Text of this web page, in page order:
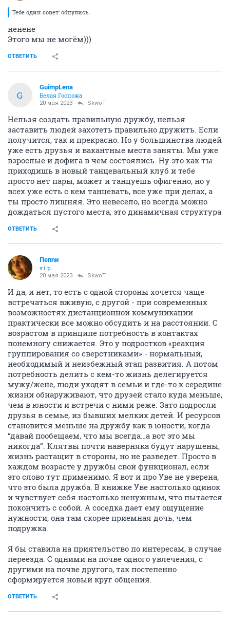
Тебе один совет: обнулись.
ненене
Этого мы не могём)))
ОТВЕТИТЬ
G
GuimpLena
Белая Госпожа
20 мая 2023 SkwоT
Нельзя создать правильную дружбу, нельзя
заставить людей захотеть правильно дружить. Если
получится, так и прекрасно. Но у большинства людей
уже есть друзья и вакантные места заняты. Мы уже
взрослые и дофига в чем состоялись. Ну это как ты
приходишь в новый танцевальный клуб и тебе
просто нет пары, может и танцуешь офигенно, но у
всех уже есть с кем танцевать, все уже при делах, а
ты просто лишняя. Это невесело, но всегда можно
дождаться пустого места, это динамичная структура
ОТВЕТИТЬ
Пепnи
v.i.p.
20 мая 2023 SkwоT
И да, и нет, то есть с одной стороны хочется чаще
встречаться вживую, с другой - при современных
возможностях дистанционной коммуникации
практически все можно обсудить и на расстоянии. С
возрастом в принципе потребность в контактах
понемногу снижается. Это у подростков «реакция
группирования со сверстниками» - нормальный,
необходимый и неизбежный этап развития. А потом
потребность делить с кем-то жизнь делегируется
мужу/жене, люди уходят в семьи и где-то к середине
жизни обнаруживают, что друзей стало куда меньше,
чем в юности и встречи с ними реже. Зато подросли
друзья в семье, из бывших мелких детей. И ресурсов
становится меньше на дружбу как в юности, когда
“давай пообещаем, что мы всегда…а вот это мы
никогда”. Клятвы почти наверняка будут нарушены,
жизнь растащит в стороны, но не разведет. Просто в
каждом возрасте у дружбы свой функционал, если
это слово тут применимо. Я вот и про Уве не уверена,
что это была дружба. В книжке Уве настолько одинок
и чувствует себя настолько ненужным, что пытается
покончить с собой. А соседка дает ему ощущение
нужности, она там скорее приемная дочь, чем
подружка.
Я бы ставила на приятельство по интересам, в случае
переезда. С одними на почве одного увлечения, с
другими на почве другого, так постепенно
сформируется новый круг общения.
ОТВЕТИТЬ